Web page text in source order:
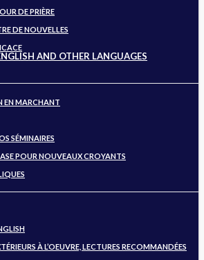
DE PRIÈRE
DE NOUVELLES
AND OTHER LANGUAGES
EN MARCHANT
SÉMINAIRES
POUR NOUVEAUX CROYANTS
À L’OEUVRE, LECTURES RECOMMANDÉES